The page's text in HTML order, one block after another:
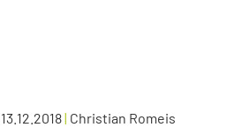
13.12.2018| Christian Romeis